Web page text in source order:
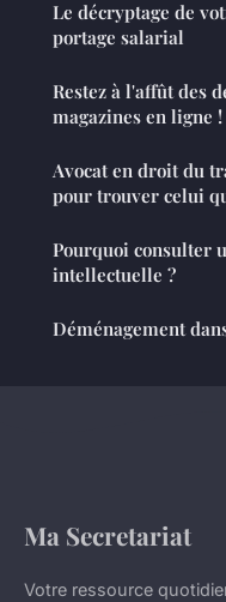
Le décryptage de
portage salarial
Restez à l'affût des
magazines en ligne !
Avocat en droit du
pour trouver celui
Pourquoi consulter
intellectuelle ?
Déménagement
Ma Secretariat
Votre ressource